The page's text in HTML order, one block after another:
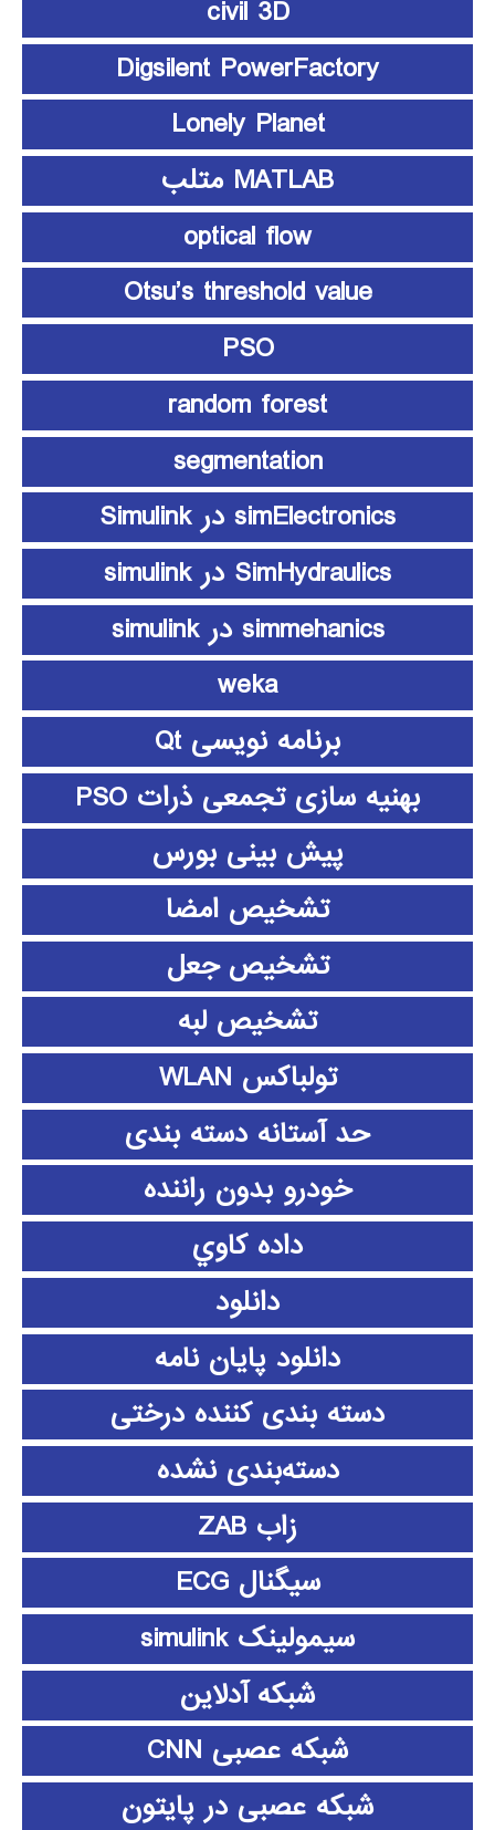
civil 3D
Digsilent PowerFactory
Lonely Planet
MATLAB متلب
optical flow
Otsu’s threshold value
PSO
random forest
segmentation
simElectronics در Simulink
SimHydraulics در simulink
simmehanics در simulink
weka
برنامه نویسی Qt
بهنیه سازی تجمعی ذرات PSO
پیش بینی بورس
تشخیص امضا
تشخیص جعل
تشخیص لبه
تولباکس WLAN
حد آستانه دسته بندی
خودرو بدون راننده
داده كاوي
دانلود
دانلود پايان نامه
دسته بندی کننده درختی
دسته‌بندی نشده
زاب ZAB
سیگنال ECG
سیمولینک simulink
شبکه آدلاین
شبکه عصبی CNN
شبکه عصبی در پایتون